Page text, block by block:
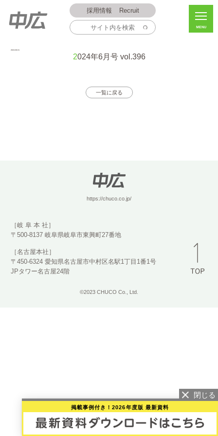
採用情報 Recruit
MENU
2024.06.01
2024年6月号 vol.396
一覧に戻る
https://chuco.co.jp/
［岐 阜 本 社］
〒500-8137 岐阜県岐阜市東興町27番地
［名古屋本社］
〒450-6324 愛知県名古屋市中村区名駅1丁目1番1号
JPタワー名古屋24階
©2023 CHUCO Co., Ltd.
掲載事例付き！2026年度版 最新資料